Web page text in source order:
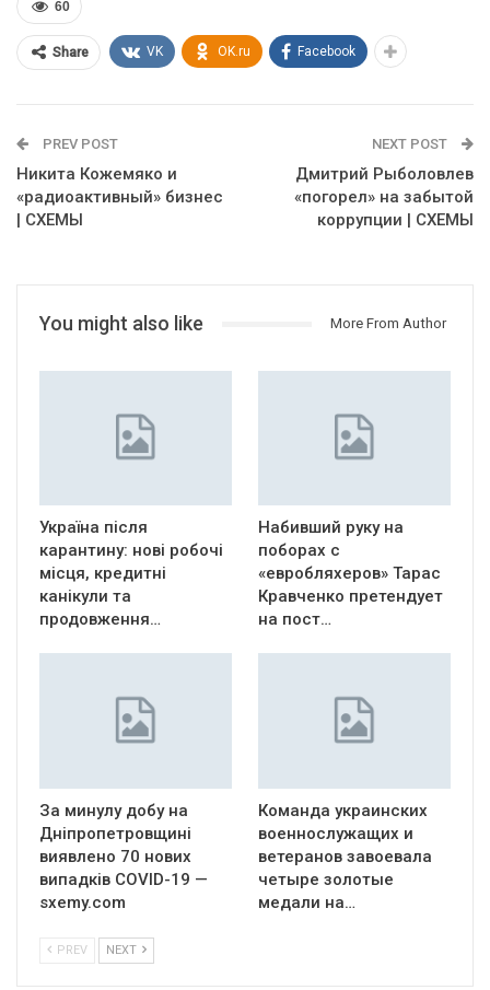
60
Share VK OK.ru Facebook
PREV POST
Никита Кожемяко и
«радиоактивный» бизнес
| СХЕМЫ
NEXT POST
Дмитрий Рыболовлев
«погорел» на забытой
коррупции | СХЕМЫ
You might also like More From Author
Україна після
карантину: нові робочі
місця, кредитні
канікули та
продовження…
Набивший руку на
поборах с
«евробляхеров» Тарас
Кравченко претендует
на пост…
За минулу добу на
Дніпропетровщині
виявлено 70 нових
випадків COVID-19 —
sxemy.com
Команда украинских
военнослужащих и
ветеранов завоевала
четыре золотые
медали на…
PREV NEXT